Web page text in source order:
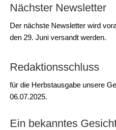
Nächster Newsletter
Der nächste Newsletter wird
den 29. Juni versandt werden.
Redaktionsschluss
für die Herbstausgabe unsere
06.07.2025.
Ein bekanntes